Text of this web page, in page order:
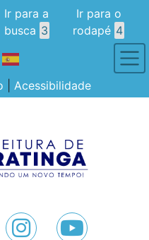
Ir para a
busca 3
Ir para o
rodapé 4
Acessibilidade